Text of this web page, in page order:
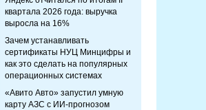
квартала 2026 года: выручка
выросла на 16%
Зачем устанавливать
сертификаты НУЦ Минцифры и
как это сделать на популярных
операционных системах
«Авито Авто» запустил умную
карту АЗС с ИИ-прогнозом